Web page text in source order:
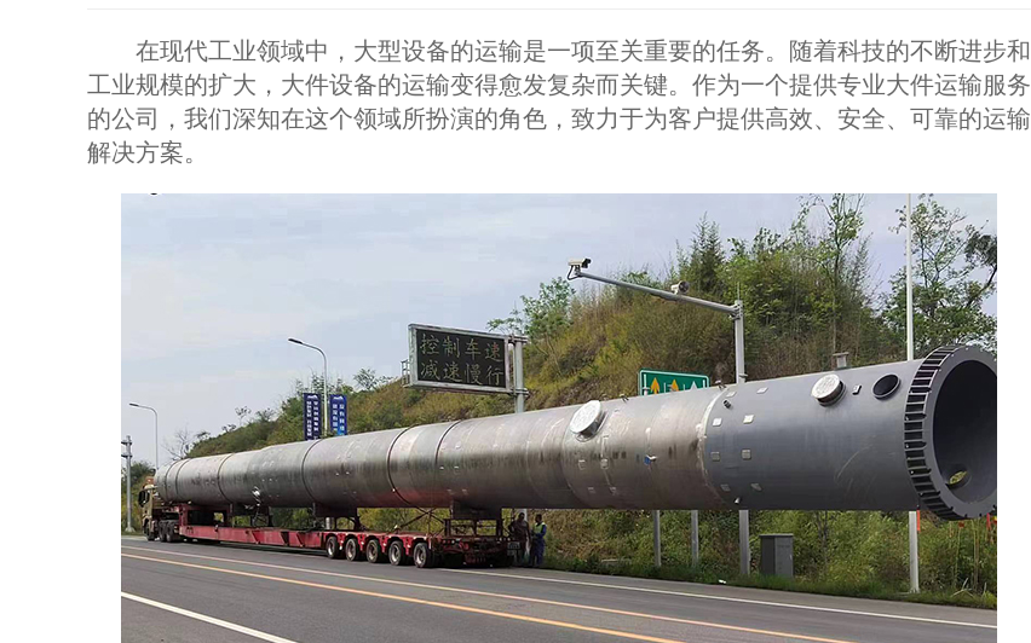
在现代工业领域中，大型设备的运输是一项至关重要的任务。随着科技的不断进步和
工业规模的扩大，大件设备的运输变得愈发复杂而关键。作为一个提供专业大件运输服务
的公司，我们深知在这个领域所扮演的角色，致力于为客户提供高效、安全、可靠的运输
解决方案。